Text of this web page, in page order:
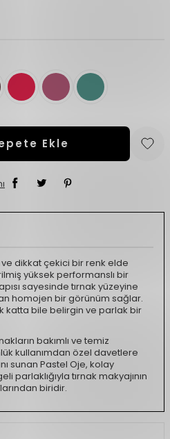
Ekle
ve dikkat çekici bir renk elde
yüksek performanslı bir
sayesinde tırnak yüzeyine
homojen bir görünüm sağlar.
katta bile belirgin ve parlak bir
bakımlı ve temiz
kullanımdan özel davetlere
sunan Pastel Oje, kolay
parlaklığıyla tırnak makyajının
biridir.